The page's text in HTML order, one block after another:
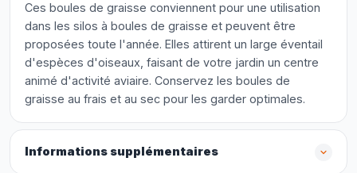
Ces boules de graisse conviennent pour une utilisation
dans les silos à boules de graisse et peuvent être
proposées toute l'année. Elles attirent un large éventail
d'espèces d'oiseaux, faisant de votre jardin un centre
animé d'activité aviaire. Conservez les boules de
graisse au frais et au sec pour les garder optimales.
Informations supplémentaires